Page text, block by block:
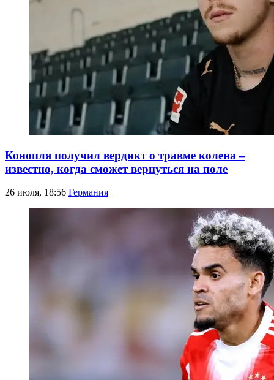
Конопля получил вердикт о травме колена –
известно, когда сможет вернуться на поле
26 июля, 18:56 Германия